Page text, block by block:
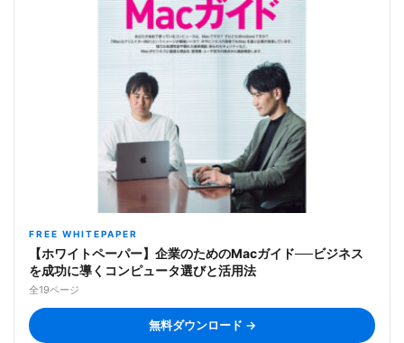
FREE WHITEPAPER
【ホワイトペーパー】企業のためのMacガイド──ビジネス
を成功に導くコンピュータ選びと活用法
全19ページ
無料ダウンロード →